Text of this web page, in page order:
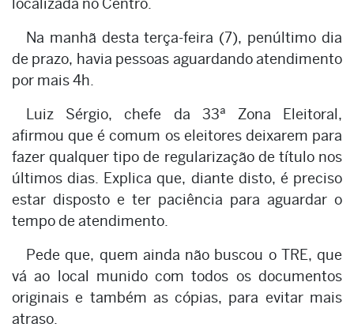
localizada no Centro.
Na manhã desta terça-feira (7), penúltimo dia
de prazo, havia pessoas aguardando atendimento
por mais 4h.
Luiz Sérgio, chefe da 33ª Zona Eleitoral,
afirmou que é comum os eleitores deixarem para
fazer qualquer tipo de regularização de título nos
últimos dias. Explica que, diante disto, é preciso
estar disposto e ter paciência para aguardar o
tempo de atendimento.
Pede que, quem ainda não buscou o TRE, que
vá ao local munido com todos os documentos
originais e também as cópias, para evitar mais
atraso.